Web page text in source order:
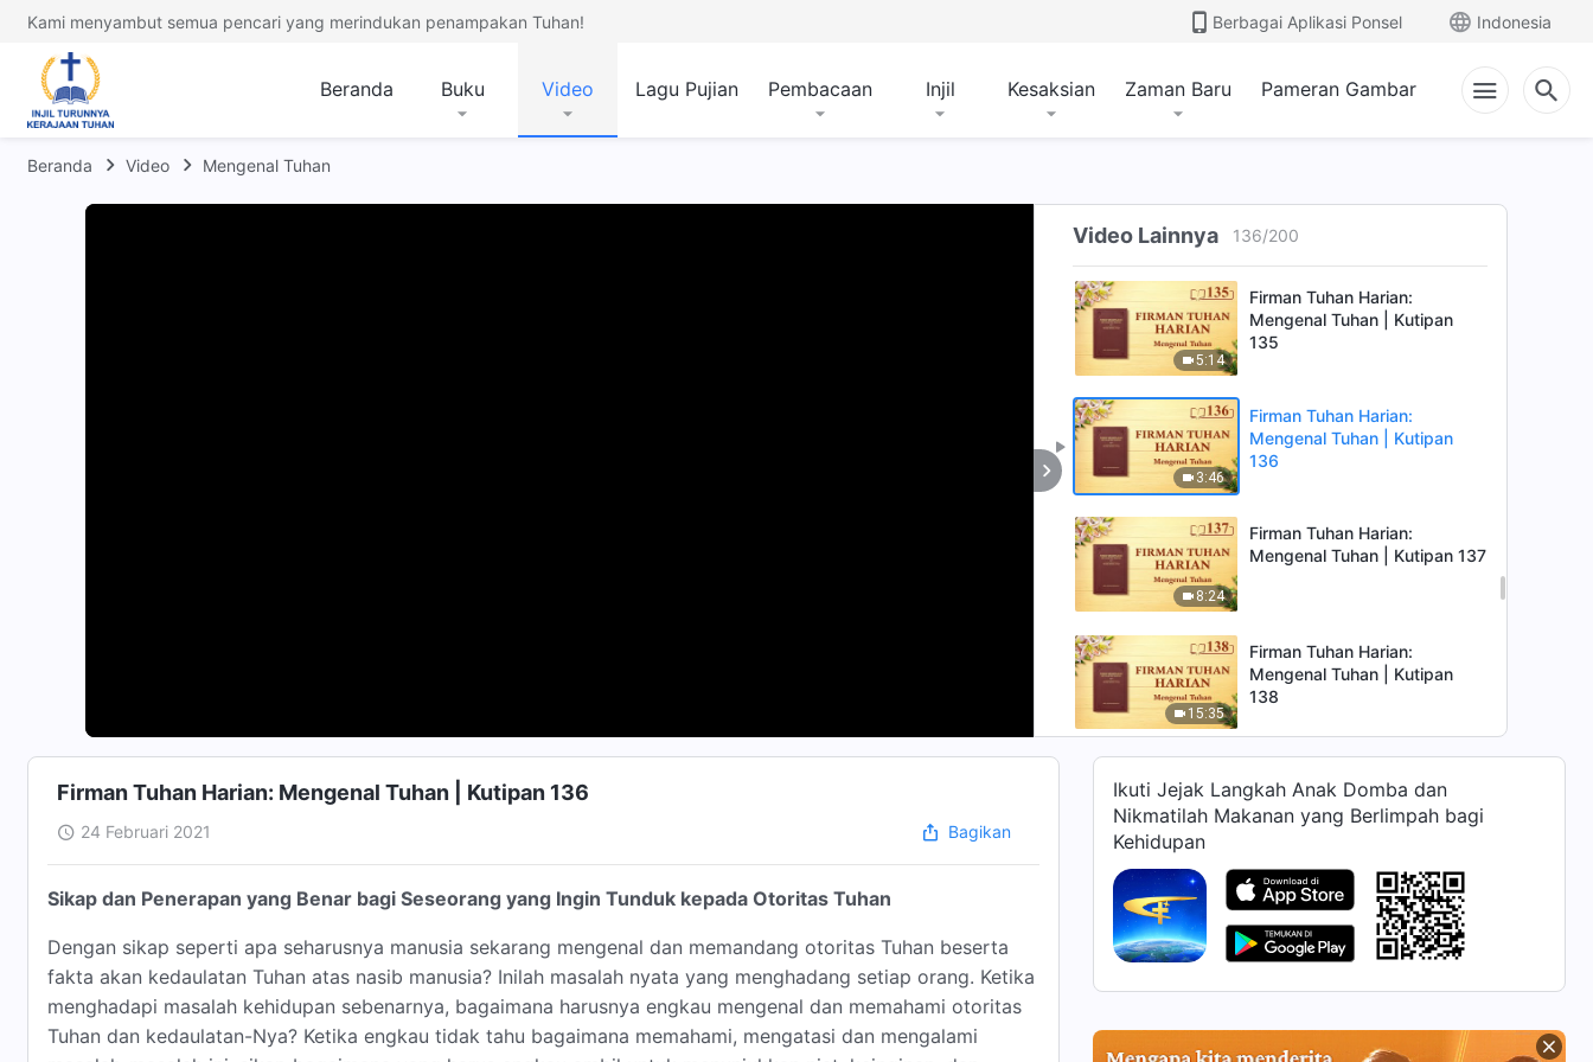
Kami menyambut semua pencari yang merindukan penampakan Tuhan! Berbagai Aplikasi Ponsel Indonesia
Beranda Buku Video Lagu Pujian Pembacaan Injil Kesaksian Zaman Baru Pameran Gambar
Beranda Video Mengenal Tuhan
Video Lainnya 136/200
Mengenal Tuhan | Kutipan
11:35
Mengenal Tuhan | Kutipan
134
5:14
Firman Tuhan Harian:
Mengenal Tuhan | Kutipan
135
3:46
Firman Tuhan Harian:
Mengenal Tuhan | Kutipan
136
8:24
Firman Tuhan Harian:
Mengenal Tuhan | Kutipan 137
15:35
Firman Tuhan Harian:
Mengenal Tuhan | Kutipan
138
Mengenal Tuhan | Kutipan
139
9:54
Firman Tuhan Harian:
Mengenal Tuhan | Kutipan
140
Mengenal Tuhan | Kutipan 141
Firman Tuhan Harian: Mengenal Tuhan | Kutipan 136
24 Februari 2021 Bagikan
Sikap dan Penerapan yang Benar bagi Seseorang yang Ingin Tunduk kepada Otoritas Tuhan
Dengan sikap seperti apa seharusnya manusia sekarang mengenal dan memandang otoritas Tuhan beserta
fakta akan kedaulatan Tuhan atas nasib manusia? Inilah masalah nyata yang menghadang setiap orang. Ketika
menghadapi masalah kehidupan sebenarnya, bagaimana harusnya engkau mengenal dan memahami otoritas
Tuhan dan kedaulatan-Nya? Ketika engkau tidak tahu bagaimana memahami, mengatasi dan mengalami
Ikuti Jejak Langkah Anak Domba dan
Nikmatilah Makanan yang Berlimpah bagi
Kehidupan